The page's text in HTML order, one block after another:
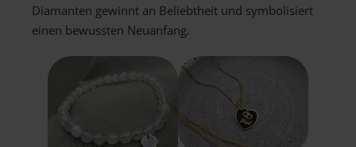
Diamanten gewinnt an Beliebtheit und symbolisiert
einen bewussten Neuanfang.